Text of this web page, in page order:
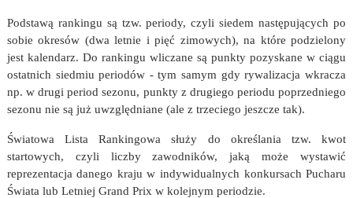
Podstawą rankingu są tzw. periody, czyli siedem następujących po
sobie okresów (dwa letnie i pięć zimowych), na które podzielony
jest kalendarz. Do rankingu wliczane są punkty pozyskane w ciągu
ostatnich siedmiu periodów - tym samym gdy rywalizacja wkracza
np. w drugi period sezonu, punkty z drugiego periodu poprzedniego
sezonu nie są już uwzględniane (ale z trzeciego jeszcze tak).
Światowa Lista Rankingowa służy do określania tzw. kwot
startowych, czyli liczby zawodników, jaką może wystawić
reprezentacja danego kraju w indywidualnych konkursach Pucharu
Świata lub Letniej Grand Prix w kolejnym periodzie.